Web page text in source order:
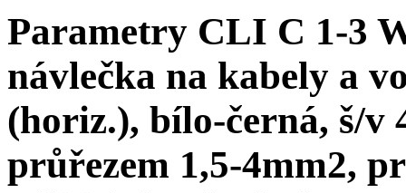
Parametry CLI C 1-3
návlečka na kabely a
(horiz.), bílo-černá, š/v
průřezem 1,5-4mm2,